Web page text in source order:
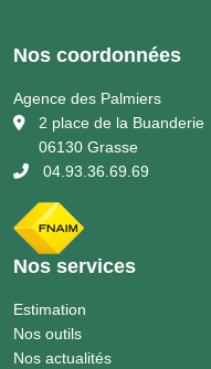
Nos coordonnées
Agence des Palmiers
2 place de la Buanderie
06130 Grasse
04.93.36.69.69
Nos services
Estimation
Nos outils
Nos actualités